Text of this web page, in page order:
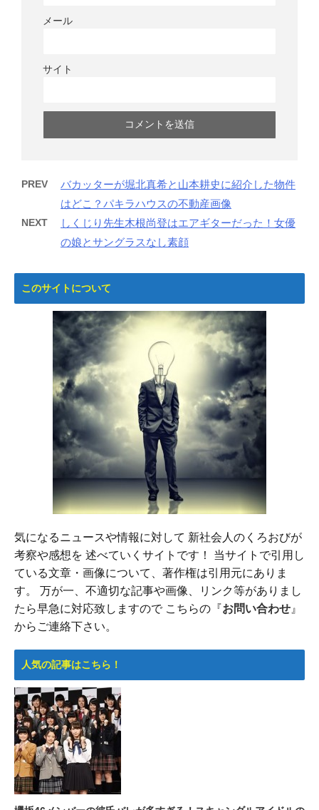
メール
サイト
PREV
バカッターが堀北真希と山本耕史に紹介した物件
はどこ？パキラハウスの不動産画像
NEXT
しくじり先生木根尚登はエアギターだった！女優
の娘とサングラスなし素顔
このサイトについて
気になるニュースや情報に対して 新社会人のくろおびが
考察や感想を 述べていくサイトです！ 当サイトで引用し
ている文章・画像について、著作権は引用元にありま
す。 万が一、不適切な記事や画像、リンク等がありまし
たら早急に対応致しますので こちらの『お問い合わせ 』
からご連絡下さい。
人気の記事はこちら！